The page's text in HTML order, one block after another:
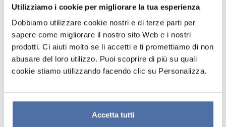
Utilizziamo i cookie per migliorare la tua esperienza
Dobbiamo utilizzare cookie nostri e di terze parti per
sapere come migliorare il nostro sito Web e i nostri
prodotti. Ci aiuti molto se li accetti e ti promettiamo di non
abusare del loro utilizzo. Puoi scoprire di più su quali
cookie stiamo utilizzando facendo clic su Personalizza.
Accetta tutti
BIGLIETTO A4 BLOCCO 5 UNITÀ
VERDE SCURO
Confezione da 5 fogli A4 a colori con texture vergata. Stampabile con